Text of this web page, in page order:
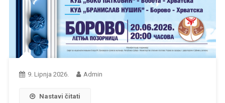
9. Lipnja 2026. Admin
Nastavi čitati